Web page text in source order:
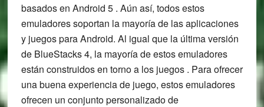
basados en Android 5 . Aún así, todos estos
emuladores soportan la mayoría de las aplicaciones
y juegos para Android. Al igual que la última versión
de BlueStacks 4, la mayoría de estos emuladores
están construidos en torno a los juegos . Para ofrecer
una buena experiencia de juego, estos emuladores
ofrecen un conjunto personalizado de